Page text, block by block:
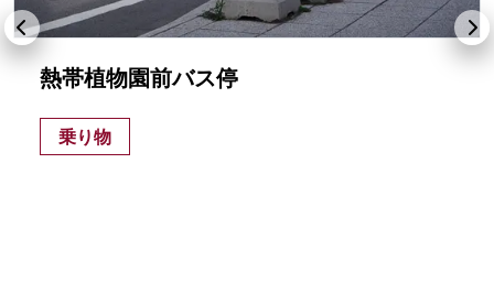
熱帯植物園前バス停
乗り物